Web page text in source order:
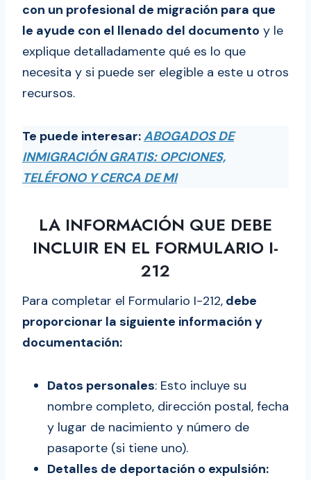
con un profesional de migración para que
le ayude con el llenado del documento y le
explique detalladamente qué es lo que
necesita y si puede ser elegible a este u otros
recursos.
Te puede interesar:ABOGADOS DE
INMIGRACIÓN GRATIS: OPCIONES,
TELÉFONO Y CERCA DE MI
LA INFORMACIÓN QUE DEBE
INCLUIR EN EL FORMULARIO I-
212
Para completar el Formulario I-212, debe
proporcionar la siguiente información y
documentación:
Datos personales: Esto incluye su
nombre completo, dirección postal, fecha
y lugar de nacimiento y número de
pasaporte (si tiene uno).
Detalles de deportación o expulsión: